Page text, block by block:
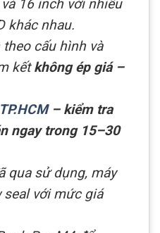
16 inch với nhiều
khác nhau.
cấu hình và
kếtkhông ép giá –
– kiểm tra
ngay trong 15–30
qua sử dụng, máy
seal với mức giá